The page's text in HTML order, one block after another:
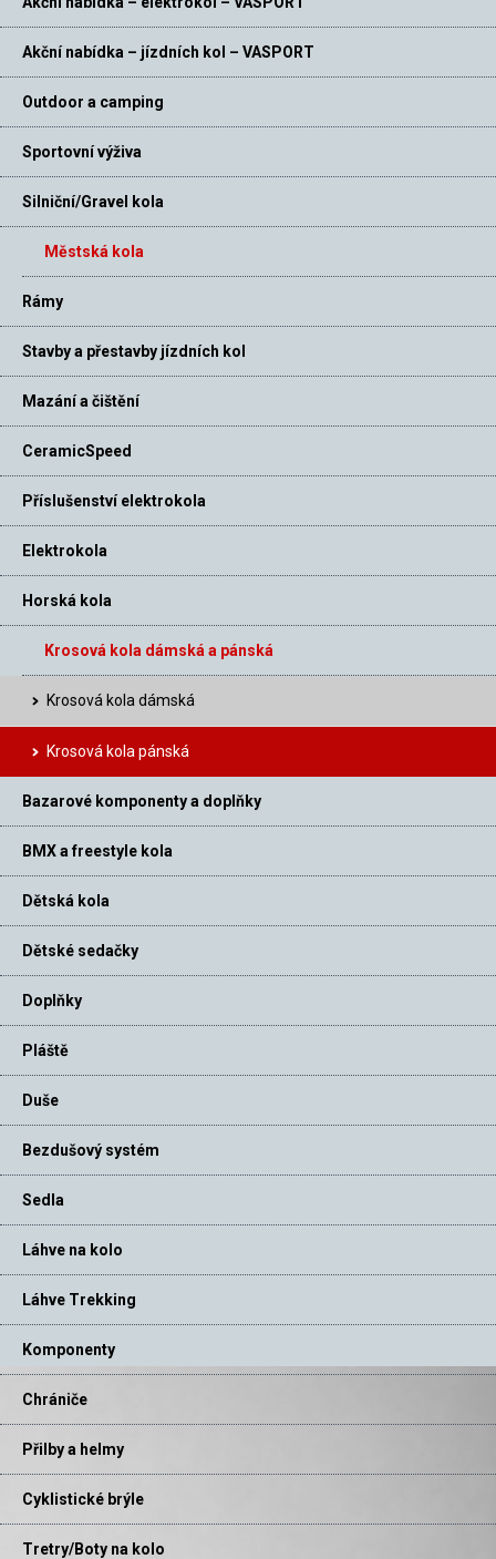
Akční nabídka – jízdních kol – VASPORT
Outdoor a camping
Sportovní výživa
Silniční/Gravel kola
Městská kola
Rámy
Stavby a přestavby jízdních kol
Mazání a čištění
CeramicSpeed
Příslušenství elektrokola
Elektrokola
Horská kola
Krosová kola dámská a pánská
Krosová kola dámská
Krosová kola pánská
Bazarové komponenty a doplňky
BMX a freestyle kola
Dětská kola
Dětské sedačky
Doplňky
Pláště
Duše
Bezdušový systém
Sedla
Láhve na kolo
Láhve Trekking
Komponenty
Chrániče
Přilby a helmy
Cyklistické brýle
Tretry/Boty na kolo